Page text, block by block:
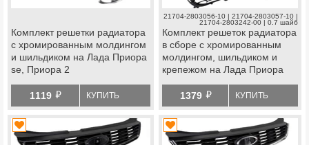
Комплект решетки радиатора
с хромированным молдингом
и шильдиком на Лада Приора
se, Приора 2
1119 й КУПИТЬ
21704-2803056-10 | 21704-2803057-10 |
21704-2803242-00 | 0.7 шайб
Комплект решеток радиатора
в сборе с хромированным
молдингом, шильдиком и
крепежом на Лада Приора
1379 й КУПИТЬ